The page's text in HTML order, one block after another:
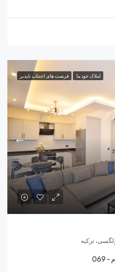
فرصت های اجتناب ناپذیر